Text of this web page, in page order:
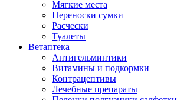
Мягкие места
Переноски сумки
Расчески
Туалеты
Ветаптека
Антигельминтики
Витамины и подкормки
Контрацептивы
Лечебные препараты